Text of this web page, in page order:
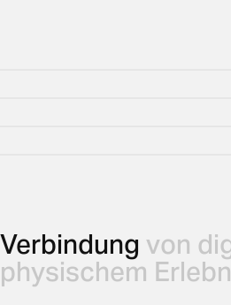
Verbindung von
physischem